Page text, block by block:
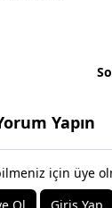
Yapın
için üye